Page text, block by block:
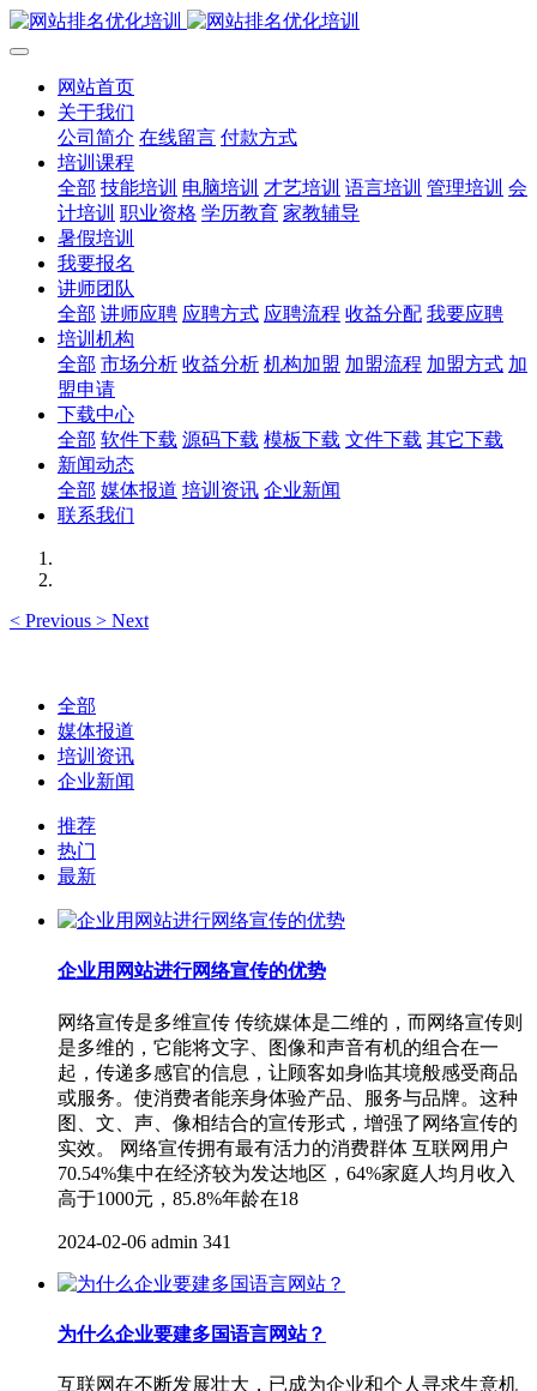
网站首页
关于我们
公司简介 在线留言 付款方式
培训课程
全部 技能培训 电脑培训 才艺培训 语言培训 管理培训 会
计培训 职业资格 学历教育 家教辅导
暑假培训
我要报名
讲师团队
全部 讲师应聘 应聘方式 应聘流程 收益分配 我要应聘
培训机构
全部 市场分析 收益分析 机构加盟 加盟流程 加盟方式 加
盟申请
下载中心
全部 软件下载 源码下载 模板下载 文件下载 其它下载
新闻动态
全部 媒体报道 培训资讯 企业新闻
联系我们
< Previous > Next
全部
媒体报道
培训资讯
企业新闻
推荐
热门
最新
企业用网站进行网络宣传的优势
网络宣传是多维宣传 传统媒体是二维的，而网络宣传则
是多维的，它能将文字、图像和声音有机的组合在一
起，传递多感官的信息，让顾客如身临其境般感受商品
或服务。使消费者能亲身体验产品、服务与品牌。这种
图、文、声、像相结合的宣传形式，增强了网络宣传的
实效。 网络宣传拥有最有活力的消费群体 互联网用户
70.54%集中在经济较为发达地区，64%家庭人均月收入
高于1000元，85.8%年龄在18
2024-02-06 admin 341
为什么企业要建多国语言网站？
互联网在不断发展壮大，已成为企业和个人寻求生意机